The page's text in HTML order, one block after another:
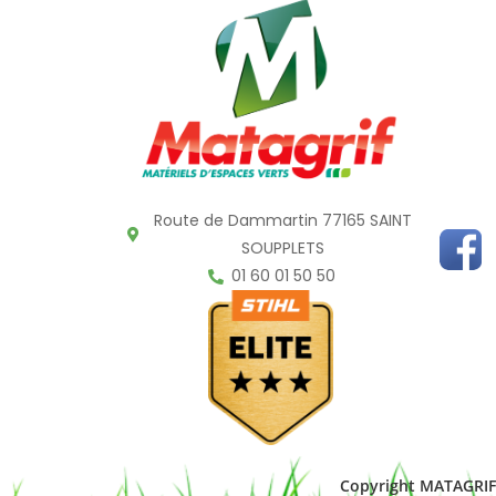
Route de Dammartin 77165 SAINT
SOUPPLETS
01 60 01 50 50
Copyright MATAGRIF